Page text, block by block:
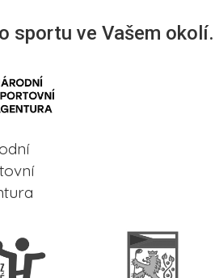
sportu ve Vašem okolí.